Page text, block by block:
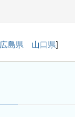
広島県 山口県]